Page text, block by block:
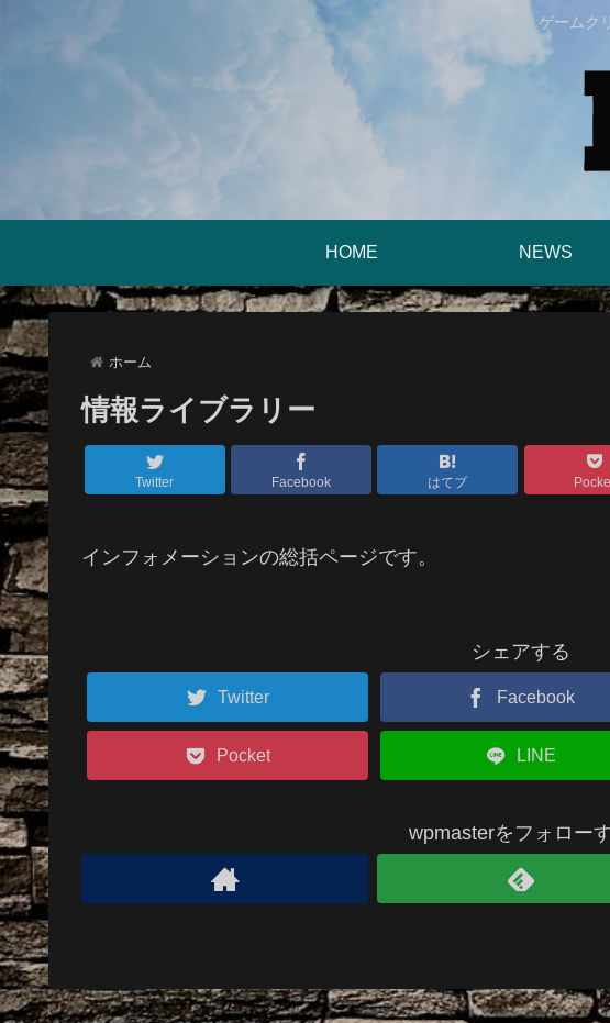
ゲームク
HOME NEWS
ホーム
情報ライブラリー
Twitter Facebook はてブ
インフォメーションの総括ページです。
シェアする
Twitter Facebook
Pocket LINE
wpmasterをフォロー